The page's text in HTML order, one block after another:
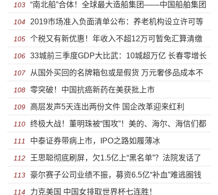
策、重大举措、重大工程
103 “南北船”合体！全球最大造船集团——中国船舶集团
有限公司成立
104 2019市场准入负面清单公布：养老机构设立许可等
审批放开
105 个税又有新优惠！年收入不超12万可暂免汇算清缴
义务
106 33城前三季度GDP大比武：10城超万亿 长春零增长
107 从国外买回的名牌箱包或是假货 万元奢侈品成本不
到三百元
108 零突破！中国抗癌新药在美获批上市
109 高层发声5天连出两份文件 国企改革迎来红利
110 终极大战！董明珠被“围攻”！美的、海尔、海信们都
放大招了
111 中泰证券带病上市，IPO之路如履薄冰
112 王思聪彻底刷屏，欠1.5亿上“黑名单”？法院发话了
113 豪尔赛子公司业绩不振，募资6.5亿“补血”难逃圈钱
之嫌
114 力克美国 中国女排取世界杯七连胜！